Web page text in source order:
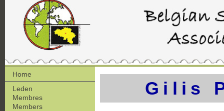
Home
Leden
Membres
Members
Gilis